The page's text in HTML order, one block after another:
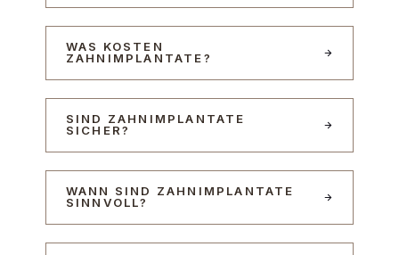
WAS KOSTEN
ZAHNIMPLANTATE?
SIND ZAHNIMPLANTATE
SICHER?
WANN SIND ZAHNIMPLANTATE
SINNVOLL?